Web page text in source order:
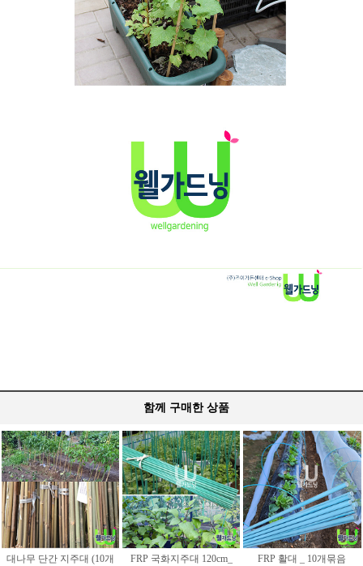
함께 구매한 상품
대나무 단간 지주대 (10개
FRP 국화지주대 120cm_
FRP 활대 _ 10개묶음